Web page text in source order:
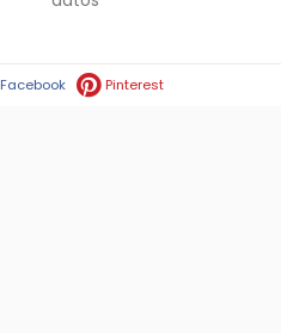
Facebook Pinterest